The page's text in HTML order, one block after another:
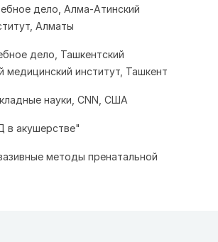
дело, Алма-Атинский
Алматы
дело, Ташкентский
медицинский институт, Ташкент
науки, CNN, США
в акушерстве"
методы пренатальной